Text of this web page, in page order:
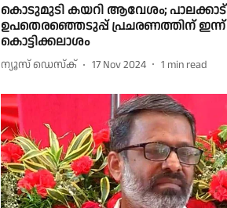
കൊടുമുടി കയറി ആവേശം; പാലക്കാട്
ഉപതെരഞ്ഞെടുപ്പ് പ്രചരണത്തിന് ഇന്ന്
കൊട്ടിക്കലാശം
ന്യൂസ് ഡെസ്ക് 17 Nov 2024 1 min read